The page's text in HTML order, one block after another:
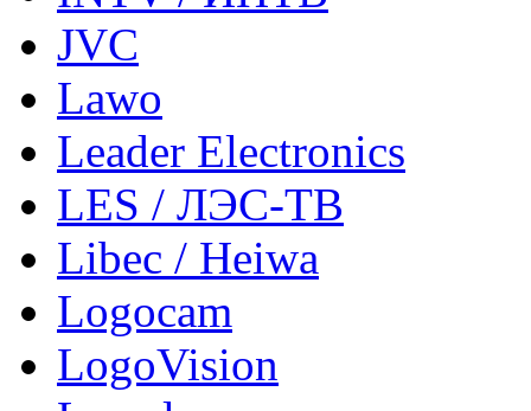
JVC
Lawo
Leader Electronics
LES / ЛЭС-ТВ
Libec / Heiwa
Logocam
LogoVision